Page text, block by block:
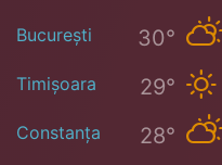
București 30°
Timișoara 29°
Constanța 28°